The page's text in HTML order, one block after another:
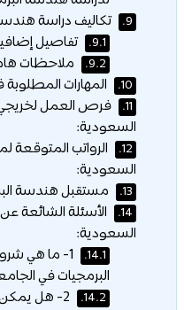
9. تكاليف دراسة
9.1. تفاصيل
9.2. ملاحظات
10. المهارات
11.
فرص العمل
السعودية:
12.
الرواتب المتوقعة
السعودية:
13. مستقبل هندسة
14.
الأسئلة الشائعة
السعودية:
14.1.
1- ما هي
البرمجيات في
14.2.
2- هل